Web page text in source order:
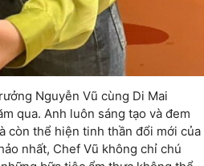
Nguyễn Vũ cùng Di Mai
qua. Anh luôn sáng tạo và đem
còn thể hiện tinh thần đổi mới của
nhất, Chef Vũ không chỉ chú